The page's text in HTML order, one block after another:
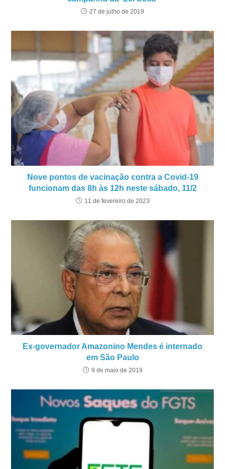
27 de julho de 2019
Nove pontos de vacinação contra a Covid-19
funcionam das 8h às 12h neste sábado, 11/2
11 de fevereiro de 2023
Ex-governador Amazonino Mendes é internado
em São Paulo
9 de maio de 2019